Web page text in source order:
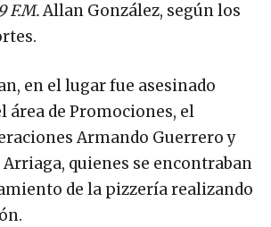
F.M.Allan González, según los
en el lugar fue asesinado
área de Promociones, el
Armando Guerrero y
quienes se encontraban
de la pizzería realizando